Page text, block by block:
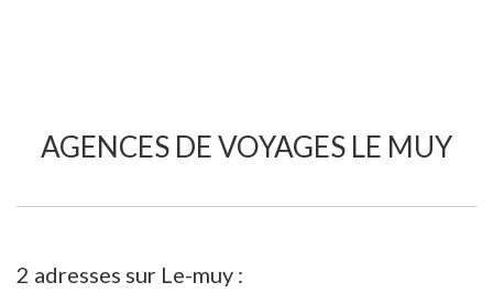
AGENCES DE VOYAGES LE MUY
2 adresses sur Le-muy :